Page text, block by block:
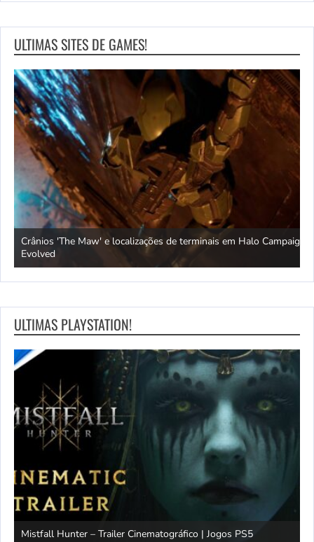
ULTIMAS SITES DE GAMES!
Crânios 'The Maw' e localizações de terminais em Halo Campaign
Evolved
ULTIMAS PLAYSTATION!
Mistfall Hunter – Trailer Cinematográfico | Jogos PS5